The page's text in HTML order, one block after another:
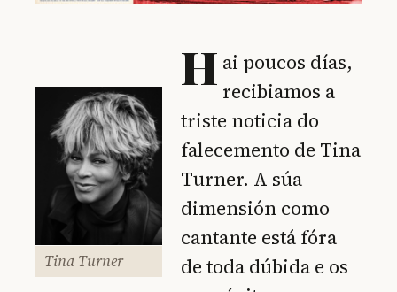
Tina Turner
H ai poucos días,
recibiamos a
triste noticia do
falecemento de Tina
Turner. A súa
dimensión como
cantante está fóra
de toda dúbida e os